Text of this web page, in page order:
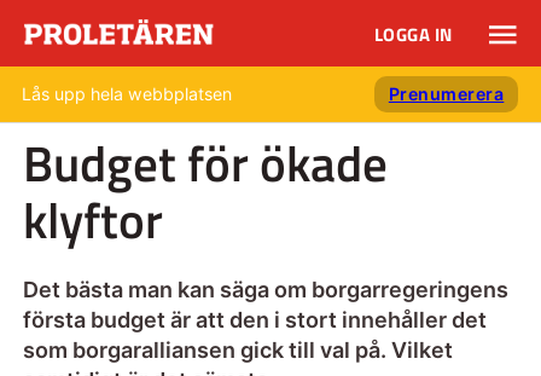
LOGGA IN
Lås upp hela webbplatsen Prenumerera
Budget för ökade
klyftor
Det bästa man kan säga om borgarregeringens
första budget är att den i stort innehåller det
som borgaralliansen gick till val på. Vilket